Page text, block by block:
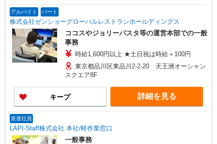
アルバイト パート
株式会社ゼンショーグローバルレストランホールディングス
ココスやジョリーパスタ等の運営本部での一般
事務
時給1,600円以上 ★土日祝は時給＋100円
東京都品川区東品川2-2-20 天王洲オーシャン
スクエア8F
キープ 詳細を見る
派遣社員
LAPI-Staff株式会社 本社/軽作業窓口
一般事務